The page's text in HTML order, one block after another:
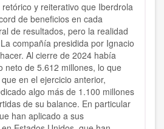
y reiterativo que Iberdrola
de beneficios en cada
de resultados, pero la realidad
compañía presidida por Ignacio
Al cierre de 2024 había
neto de 5.612 millones, lo que
en el ejercicio anterior,
algo más de 1.100 millones
de su balance. En particular
han aplicado a sus